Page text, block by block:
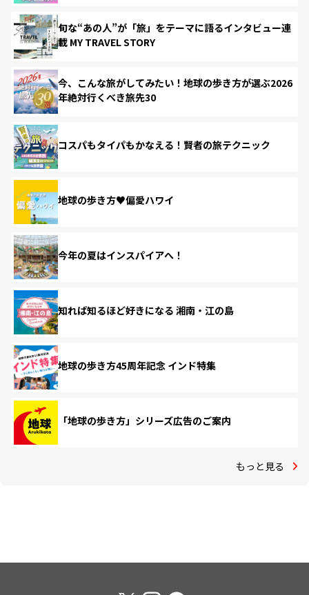
旬な“あの人”が「旅」をテーマに語るインタビュー連
載 MY TRAVEL STORY
今、こんな旅がしてみたい！地球の歩き方が選ぶ2026
年絶対行くべき旅先30
コスパもタイパもかなえる！賢者の旅テクニック
地球の歩き方♥偏愛ハワイ
今年の夏はインスパイアへ！
知れば知るほど好きになる 湘南・江の島
地球の歩き方45周年記念 インド特集
「地球の歩き方」シリーズ広告のご案内
もっと見る